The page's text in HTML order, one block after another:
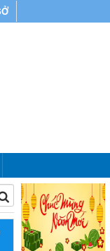
CHÀO MỪNG BẠN